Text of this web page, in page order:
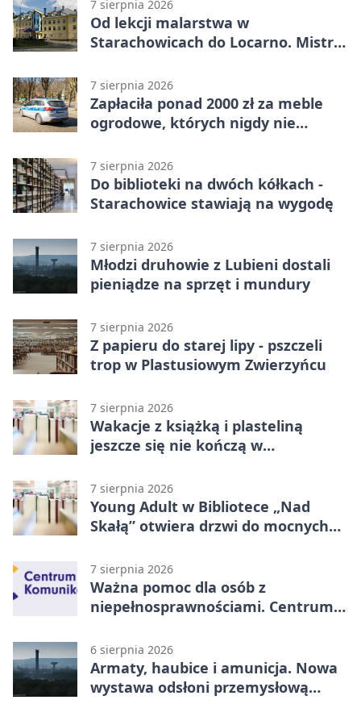
7 sierpnia 2026
Od lekcji malarstwa w
Starachowicach do Locarno. Mistrz
7 sierpnia 2026
Zapłaciła ponad 2000 zł za meble
ogrodowe, których nigdy nie
7 sierpnia 2026
Do biblioteki na dwóch kółkach -
Starachowice stawiają na wygodę
7 sierpnia 2026
Młodzi druhowie z Lubieni dostali
pieniądze na sprzęt i mundury
7 sierpnia 2026
Z papieru do starej lipy - pszczeli
trop w Plastusiowym Zwierzyńcu
7 sierpnia 2026
Wakacje z książką i plasteliną
jeszcze się nie kończą w
7 sierpnia 2026
Young Adult w Bibliotece „Nad
Skałą” otwiera drzwi do mocnych
7 sierpnia 2026
Ważna pomoc dla osób z
niepełnosprawnościami. Centrum
6 sierpnia 2026
Armaty, haubice i amunicja. Nowa
wystawa odsłoni przemysłową